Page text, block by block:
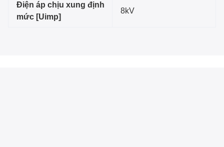
Điện áp chịu xung định
mức [Uimp]
8kV